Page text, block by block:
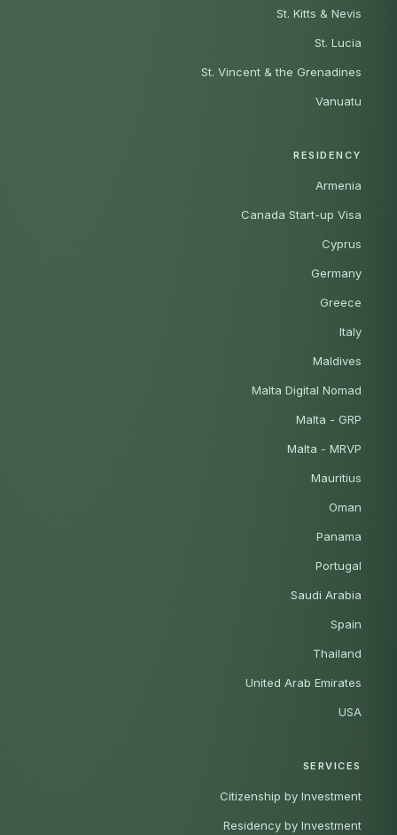
St. Kitts & Nevis
St. Lucia
St. Vincent & the Grenadines
Vanuatu
RESIDENCY
Armenia
Canada Start-up Visa
Cyprus
Germany
Greece
Italy
Maldives
Malta Digital Nomad
Malta - GRP
Malta - MRVP
Mauritius
Oman
Panama
Portugal
Saudi Arabia
Spain
Thailand
United Arab Emirates
USA
SERVICES
Citizenship by Investment
Residency by Investment